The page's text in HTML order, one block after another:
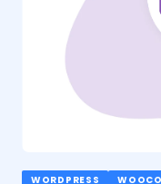
WORDPRESS